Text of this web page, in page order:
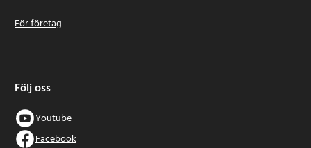
För företag
Följ oss
Youtube
Facebook